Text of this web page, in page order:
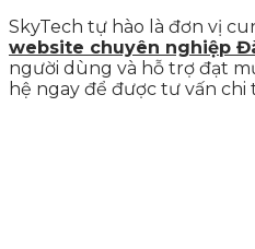
SkyTech tự hào là đơn vị
website chuyên nghiệp
người dùng và hỗ trợ đạt
hệ ngay để được tư vấn chi